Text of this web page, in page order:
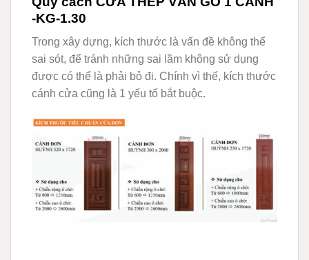
-KG-1.30
Trong xây dựng, kích thước là vấn đề không thể
sai sót, để tránh những sai lầm không sử dụng
được có thể là phải bỏ đi. Chính vì thế, kích thước
cánh cửa cũng là 1 yếu tố bắt buộc.